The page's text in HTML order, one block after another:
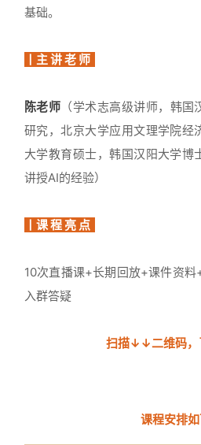
基础。
丨主 讲 老 师
陈老师 （学术志高级讲师，韩
研究，北京大学应用文理学院经
大学教育硕士，韩国汉阳大学博
讲授AI的经验）
丨课 程 亮 点
10次直播课+长期回放+课件资
入群答疑
扫描↓↓二维码，
课程安排